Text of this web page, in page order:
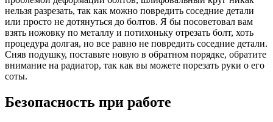
нельзя разрезать, так как можно повредить соседние детали
или просто не дотянуться до болтов. Я бы посоветовал вам
взять ножовку по металлу и потихоньку отрезать болт, хоть
процедура долгая, но все равно не повредить соседние детали.
Сняв подушку, поставьте новую в обратном порядке, обратите
внимание на радиатор, так как вы можете порезать руки о его
соты.
Безопасность при работе